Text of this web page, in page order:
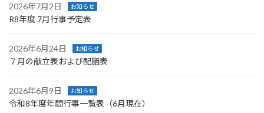
2026年7月2日 お知らせ
R8年度 7月行事予定表
2026年6月24日 お知らせ
７月の献立表および配膳表
2026年6月9日 お知らせ
令和8年度年間行事一覧表（6月現在）